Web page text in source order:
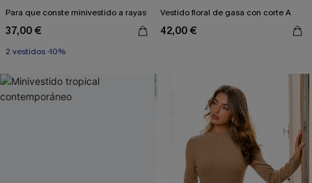
Para que conste minivestido a rayas
37,00 €
2 vestidos -10%
Vestido floral de gasa con corte A
42,00 €